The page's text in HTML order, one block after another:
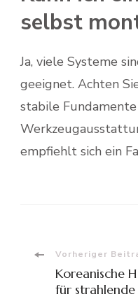
selbst
Ja, viele Systeme
geeignet. Achten
stabile
empfiehlt sich ein
Vorheriger
Koreanische
für